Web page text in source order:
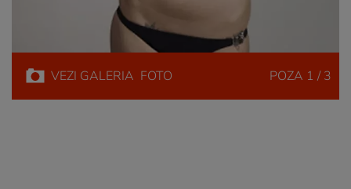
VEZI GALERIA FOTO POZA 1 / 3